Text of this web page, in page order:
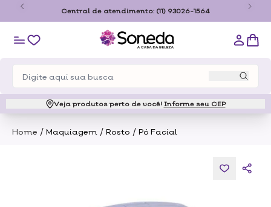
Central de atendimento: (11) 93026-1564
Veja produtos perto de você! Informe seu CEP
Home / Maquiagem / Rosto / Pó Facial